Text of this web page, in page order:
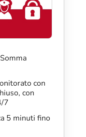
con
con
7
5 minuti fino